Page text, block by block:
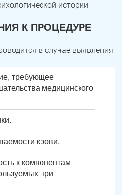
истории
К ПРОЦЕДУРЕ
в случае выявления
требующее
медицинского
крови.
к компонентам
при